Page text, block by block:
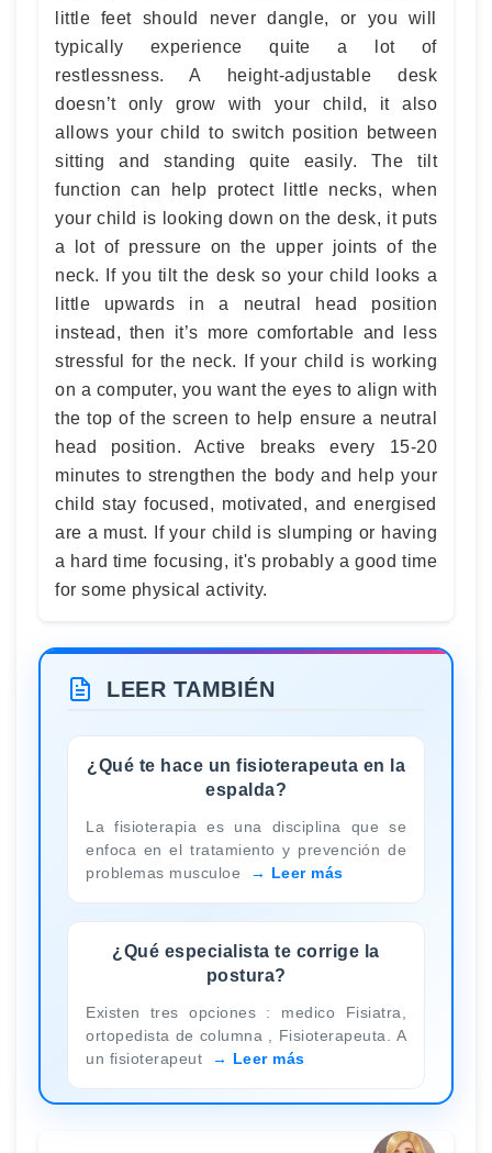
little feet should never dangle, or you will
typically experience quite a lot of
restlessness. A height-adjustable desk
doesn’t only grow with your child, it also
allows your child to switch position between
sitting and standing quite easily. The tilt
function can help protect little necks, when
your child is looking down on the desk, it puts
a lot of pressure on the upper joints of the
neck. If you tilt the desk so your child looks a
little upwards in a neutral head position
instead, then it’s more comfortable and less
stressful for the neck. If your child is working
on a computer, you want the eyes to align with
the top of the screen to help ensure a neutral
head position. Active breaks every 15-20
minutes to strengthen the body and help your
child stay focused, motivated, and energised
are a must. If your child is slumping or having
a hard time focusing, it's probably a good time
for some physical activity.
LEER TAMBIÉN
¿Qué te hace un fisioterapeuta en la
espalda?
La fisioterapia es una disciplina que se
enfoca en el tratamiento y prevención de
problemas musculoe
Leer más
¿Qué especialista te corrige la
postura?
Existen tres opciones : medico Fisiatra,
ortopedista de columna , Fisioterapeuta. A
un fisioterapeut
Leer más